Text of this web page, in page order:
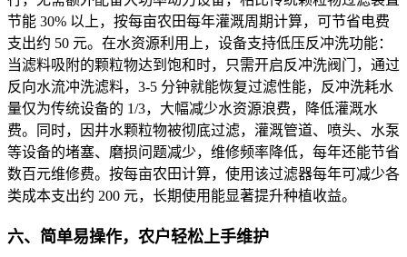
节能 30% 以上，按每亩农田每年灌溉周期计算，可节省电费
支出约 50 元。在水资源利用上，设备支持低压反冲洗功能：
当滤料吸附的颗粒物达到饱和时，只需开启反冲洗阀门，通过
反向水流冲洗滤料，3-5 分钟就能恢复过滤性能，反冲洗耗水
量仅为传统设备的 1/3，大幅减少水资源浪费，降低灌溉水
费。同时，因井水颗粒物被彻底过滤，灌溉管道、喷头、水泵
等设备的堵塞、磨损问题减少，维修频率降低，每年还能节省
数百元维修费。按每亩农田计算，使用该过滤器每年可减少各
类成本支出约 200 元，长期使用能显著提升种植收益。
六、简单易操作，农户轻松上手维护